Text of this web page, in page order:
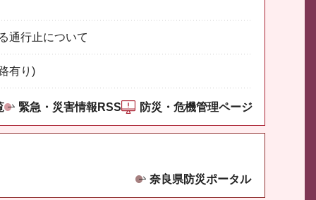
通行止について
有り)
緊急・災害情報RSS 防災・危機管理ページ
奈良県防災ポータル